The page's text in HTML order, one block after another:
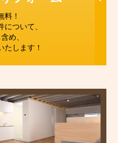
料！
ついて、
め、
たします！